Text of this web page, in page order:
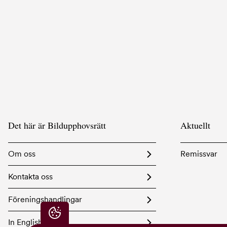
Det här är Bildupphovsrätt
Om oss
Kontakta oss
Föreningshandlingar
In English
Aktuellt
Remissvar
Integritetsinställningar